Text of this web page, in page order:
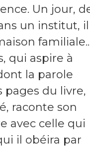
Un jour,
un institut, il
qui aspire à
la parole
pages du livre,
raconte son
avec celle qui
il obéira par